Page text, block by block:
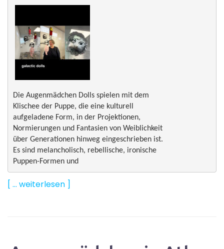
Die Augenmädchen Dolls spielen mit dem
Klischee der Puppe, die eine kulturell
aufgeladene Form, in der Projektionen,
Normierungen und Fantasien von Weiblichkeit
über Generationen hinweg eingeschrieben ist.
Es sind melancholisch, rebellische, ironische
Puppen-Formen und
[ … weiterlesen ]